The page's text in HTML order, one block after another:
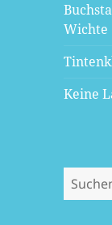
Wichte
Keine
Suchen
nach: